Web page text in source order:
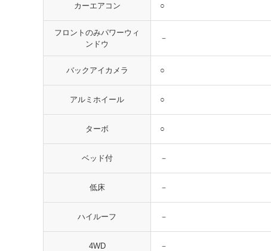
カーエアコン ○
フロントのみパワーウィ
ンドウ
－
バックアイカメラ ○
アルミホイール ○
ターボ ○
ベッド付 －
低床 －
ハイルーフ －
4WD －